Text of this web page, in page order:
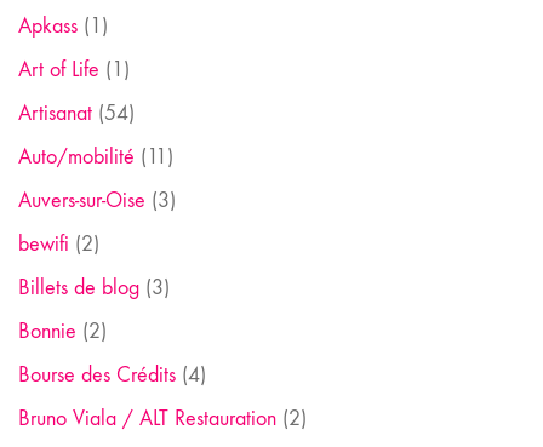
Apkass (1)
Art of Life (1)
Artisanat (54)
Auto/mobilité (11)
Auvers-sur-Oise (3)
bewifi (2)
Billets de blog (3)
Bonnie (2)
Bourse des Crédits (4)
Bruno Viala / ALT Restauration (2)